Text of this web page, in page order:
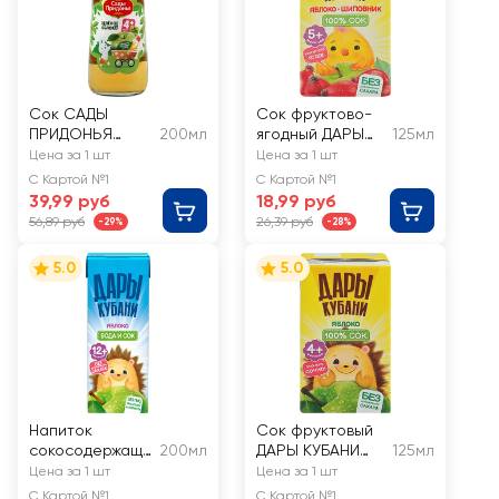
Сок САДЫ
ПРИДОНЬЯ
Зеленое яблоко
осветленный
восстановленн
ый, с 4 месяцев
200мл
Цена за 1 шт
С Картой №1
39,99 руб
56,89 руб -29%
Сок фруктово-
ягодный ДАРЫ
КУБАНИ Яблоко и
шиповник, с 5
месяцев
125мл
Цена за 1 шт
С Картой №1
18,99 руб
26,39 руб -28%
5.0
Напиток
сокосодержащи
й ДАРЫ КУБАНИ
Вода и сок
200мл
Цена за 1 шт
С Картой №1
5.0
Сок фруктовый
ДАРЫ КУБАНИ
Яблоко
осветленный, с 4
125мл
Цена за 1 шт
С Картой №1